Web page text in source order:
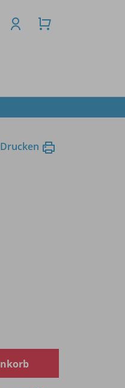
Drucken